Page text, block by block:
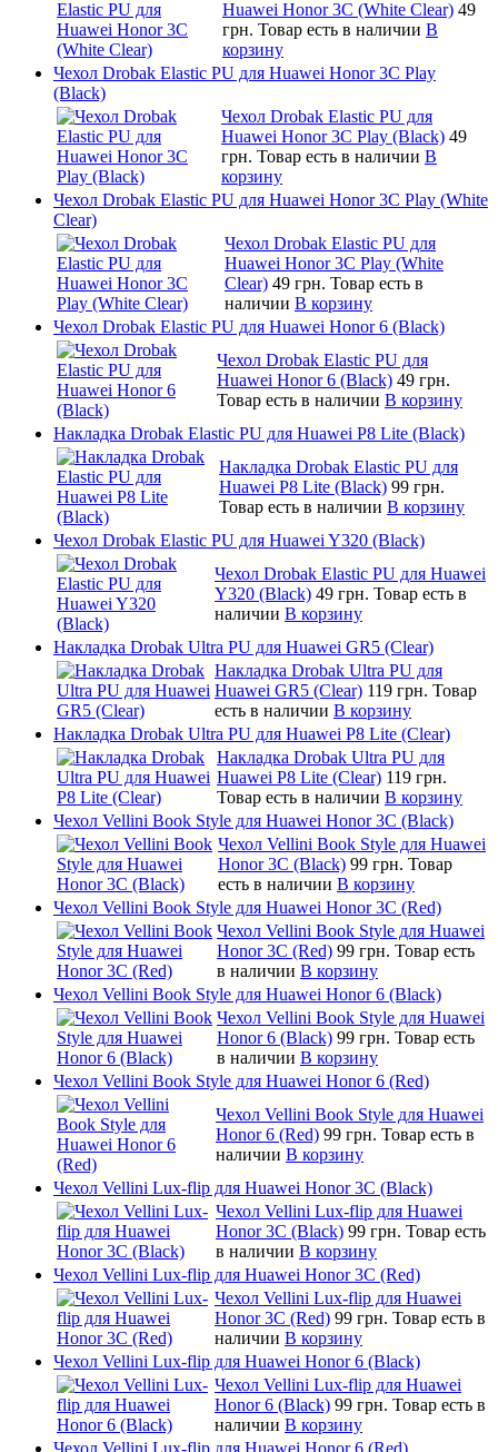
Huawei Honor 3C (White Clear) 49
грн. Товар есть в наличии В
корзину
Чехол Drobak Elastic PU для Huawei Honor 3C Play
(Black)
Чехол Drobak Elastic PU для
Huawei Honor 3C Play (Black) 49
грн. Товар есть в наличии В
корзину
Чехол Drobak Elastic PU для Huawei Honor 3C Play (White
Clear)
Чехол Drobak Elastic PU для
Huawei Honor 3C Play (White
Clear) 49 грн. Товар есть в
наличии В корзину
Чехол Drobak Elastic PU для Huawei Honor 6 (Black)
Чехол Drobak Elastic PU для
Huawei Honor 6 (Black) 49 грн.
Товар есть в наличии В корзину
Накладка Drobak Elastic PU для Huawei P8 Lite (Black)
Накладка Drobak Elastic PU для
Huawei P8 Lite (Black) 99 грн.
Товар есть в наличии В корзину
Чехол Drobak Elastic PU для Huawei Y320 (Black)
Чехол Drobak Elastic PU для Huawei
Y320 (Black) 49 грн. Товар есть в
наличии В корзину
Накладка Drobak Ultra PU для Huawei GR5 (Clear)
Накладка Drobak Ultra PU для
Huawei GR5 (Clear) 119 грн. Товар
есть в наличии В корзину
Накладка Drobak Ultra PU для Huawei P8 Lite (Clear)
Накладка Drobak Ultra PU для
Huawei P8 Lite (Clear) 119 грн.
Товар есть в наличии В корзину
Чехол Vellini Book Style для Huawei Honor 3C (Black)
Чехол Vellini Book Style для Huawei
Honor 3C (Black) 99 грн. Товар
есть в наличии В корзину
Чехол Vellini Book Style для Huawei Honor 3C (Red)
Чехол Vellini Book Style для Huawei
Honor 3C (Red) 99 грн. Товар есть
в наличии В корзину
Чехол Vellini Book Style для Huawei Honor 6 (Black)
Чехол Vellini Book Style для Huawei
Honor 6 (Black) 99 грн. Товар есть
в наличии В корзину
Чехол Vellini Book Style для Huawei Honor 6 (Red)
Чехол Vellini Book Style для Huawei
Honor 6 (Red) 99 грн. Товар есть в
наличии В корзину
Чехол Vellini Lux-flip для Huawei Honor 3C (Black)
Чехол Vellini Lux-flip для Huawei
Honor 3C (Black) 99 грн. Товар есть
в наличии В корзину
Чехол Vellini Lux-flip для Huawei Honor 3C (Red)
Чехол Vellini Lux-flip для Huawei
Honor 3C (Red) 99 грн. Товар есть в
наличии В корзину
Чехол Vellini Lux-flip для Huawei Honor 6 (Black)
Чехол Vellini Lux-flip для Huawei
Honor 6 (Black) 99 грн. Товар есть в
наличии В корзину
Чехол Vellini Lux-flip для Huawei Honor 6 (Red)